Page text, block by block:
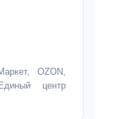
OZON,
центр